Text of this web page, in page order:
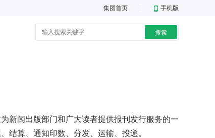
集团首页 手机版
搜索
闻出版部门和广大读者提供报刊发行服务的一
结算、通知印数、分发、运输、投递。